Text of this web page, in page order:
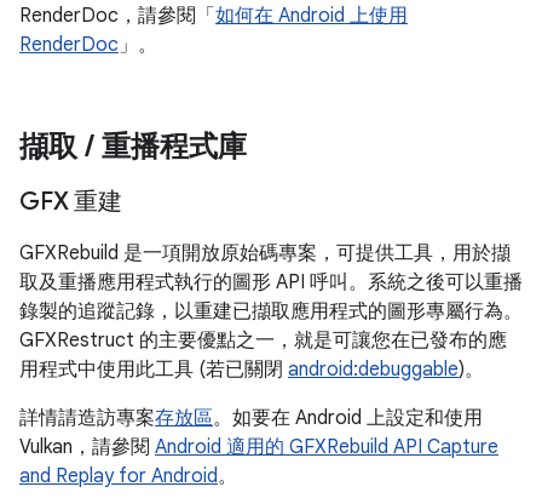
RenderDoc，請參閱「 如何在 Android 上使用
RenderDoc」。
擷取 / 重播程式庫
GFX 重建
GFXRebuild 是一項開放原始碼專案，可提供工具，用於擷
取及重播應用程式執行的圖形 API 呼叫。系統之後可以重播
錄製的追蹤記錄，以重建已擷取應用程式的圖形專屬行為。
GFXRestruct 的主要優點之一，就是可讓您在已發布的應
用程式中使用此工具 (若已關閉 android:debuggable)。
詳情請造訪專案存放區。如要在 Android 上設定和使用
Vulkan，請參閱 Android 適用的 GFXRebuild API Capture
and Replay for Android。